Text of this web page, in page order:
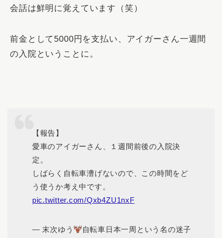
会話は鮮明に覚えています（笑）
前金として5000円を支払い、アイガーさん一週間
の入院ということに。
【報告】
愛車のアイガーさん、１週間前後の入院決
定。
しばらく自転車漕げないので、この時間をど
う使うか考え中です。
pic.twitter.com/Qxb4ZU1nxF
— 末次ゆう
自転車日本一周という名の迷子